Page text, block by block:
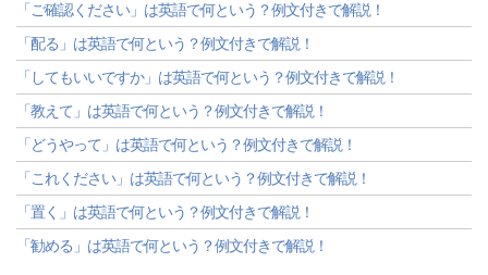
「ご確認ください」は英語で何という？例文付きで解説！
「配る」は英語で何という？例文付きで解説！
「してもいいですか」は英語で何という？例文付きで解説！
「教えて」は英語で何という？例文付きで解説！
「どうやって」は英語で何という？例文付きで解説！
「これください」は英語で何という？例文付きで解説！
「置く」は英語で何という？例文付きで解説！
「勧める」は英語で何という？例文付きで解説！